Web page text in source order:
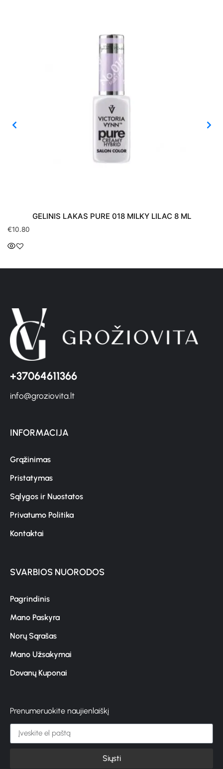
GELINIS LAKAS PURE 018 MILKY LILAC 8 ML
€10.80
+37064611366
info@groziovita.lt
INFORMACIJA
Grąžinimas
Pristatymas
Sąlygos ir Nuostatos
Privatumo Politika
Kontaktai
SVARBIOS NUORODOS
Pagrindinis
Mano Paskyra
Norų Sąrašas
Mano Užsakymai
Dovanų Kuponai
Prenumeruokite naujienlaiškį
Siųsti